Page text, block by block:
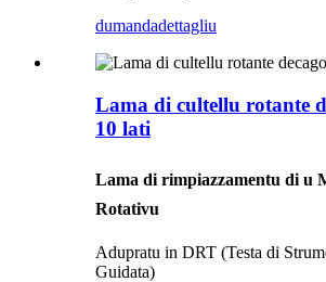
dumandadettagliu
Lama di cultellu rotante
10 lati
Lama di rimpiazzamentu di u
Rotativu
Adupratu in DRT (Testa di
Guidata)